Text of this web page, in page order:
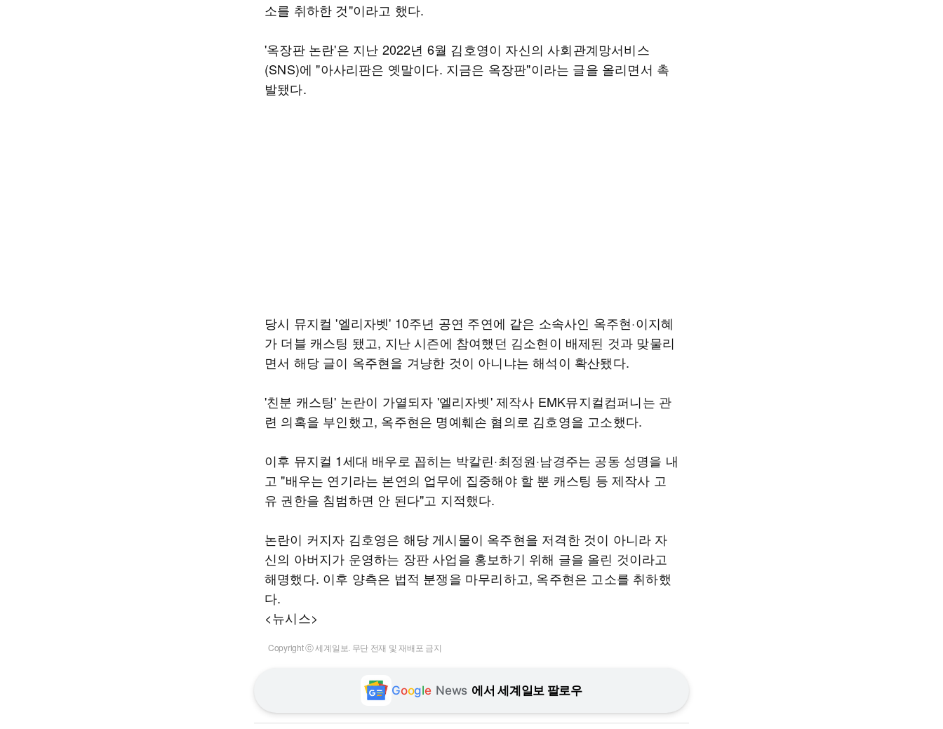
소를 취하한 것"이라고 했다.
'옥장판 논란'은 지난 2022년 6월 김호영이 자신의 사회관계망서비스
(SNS)에 "아사리판은 옛말이다. 지금은 옥장판"이라는 글을 올리면서 촉
발됐다.
당시 뮤지컬 '엘리자벳' 10주년 공연 주연에 같은 소속사인 옥주현·이지혜
가 더블 캐스팅 됐고, 지난 시즌에 참여했던 김소현이 배제된 것과 맞물리
면서 해당 글이 옥주현을 겨냥한 것이 아니냐는 해석이 확산됐다.
'친분 캐스팅' 논란이 가열되자 '엘리자벳' 제작사 EMK뮤지컬컴퍼니는 관
련 의혹을 부인했고, 옥주현은 명예훼손 혐의로 김호영을 고소했다.
이후 뮤지컬 1세대 배우로 꼽히는 박칼린·최정원·남경주는 공동 성명을 내
고 "배우는 연기라는 본연의 업무에 집중해야 할 뿐 캐스팅 등 제작사 고
유 권한을 침범하면 안 된다"고 지적했다.
논란이 커지자 김호영은 해당 게시물이 옥주현을 저격한 것이 아니라 자
신의 아버지가 운영하는 장판 사업을 홍보하기 위해 글을 올린 것이라고
해명했다. 이후 양측은 법적 분쟁을 마무리하고, 옥주현은 고소를 취하했
다.
<뉴시스>
Copyright ⓒ 세계일보. 무단 전재 및 재배포 금지
Google News 에서 세계일보 팔로우